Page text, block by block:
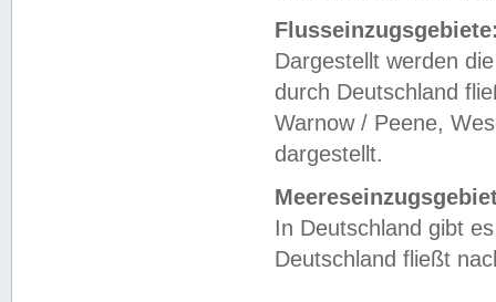
Dargestellt werden
durch Deutschland
Warnow / Peene,
dargestellt.
In Deutschland gibt
Deutschland fließt